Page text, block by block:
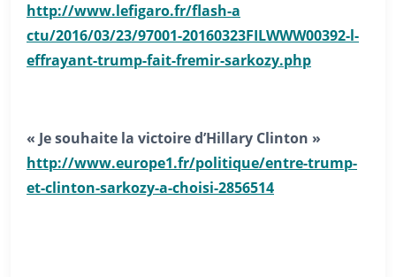
http://www.lefigaro.fr/flash-a
ctu/2016/03/23/97001-20160323FILWWW00392-l-
effrayant-trump-fait-fremir-sarkozy.php
« Je souhaite la victoire d’Hillary Clinton »
http://www.europe1.fr/politique/entre-trump-
et-clinton-sarkozy-a-choisi-2856514